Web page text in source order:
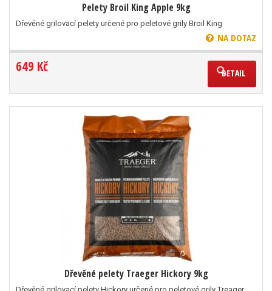
Pelety Broil King Apple 9kg
Dřevěné grilovací pelety určené pro peletové grily Broil King
NA DOTAZ
649 Kč DETAIL
Dřevěné pelety Traeger Hickory 9kg